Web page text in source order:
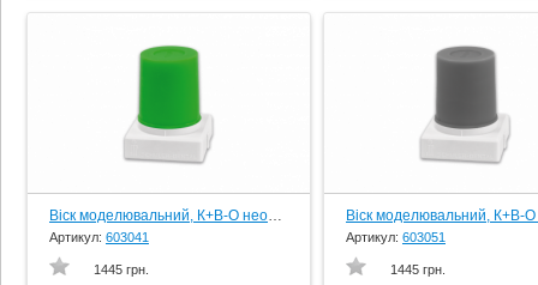
Віск моделювальний, К+В-О неоново-зелений, конус, 45 гр., вир-во Schuler-Dental, Germany
Артикул: 603041
1445 грн.
Артикул: 603051
1445 грн.